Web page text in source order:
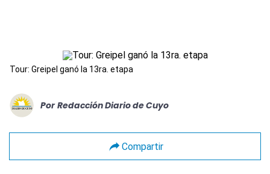
Tour: Greipel ganó la 13ra. etapa
Por Redacción Diario de Cuyo
Compartir